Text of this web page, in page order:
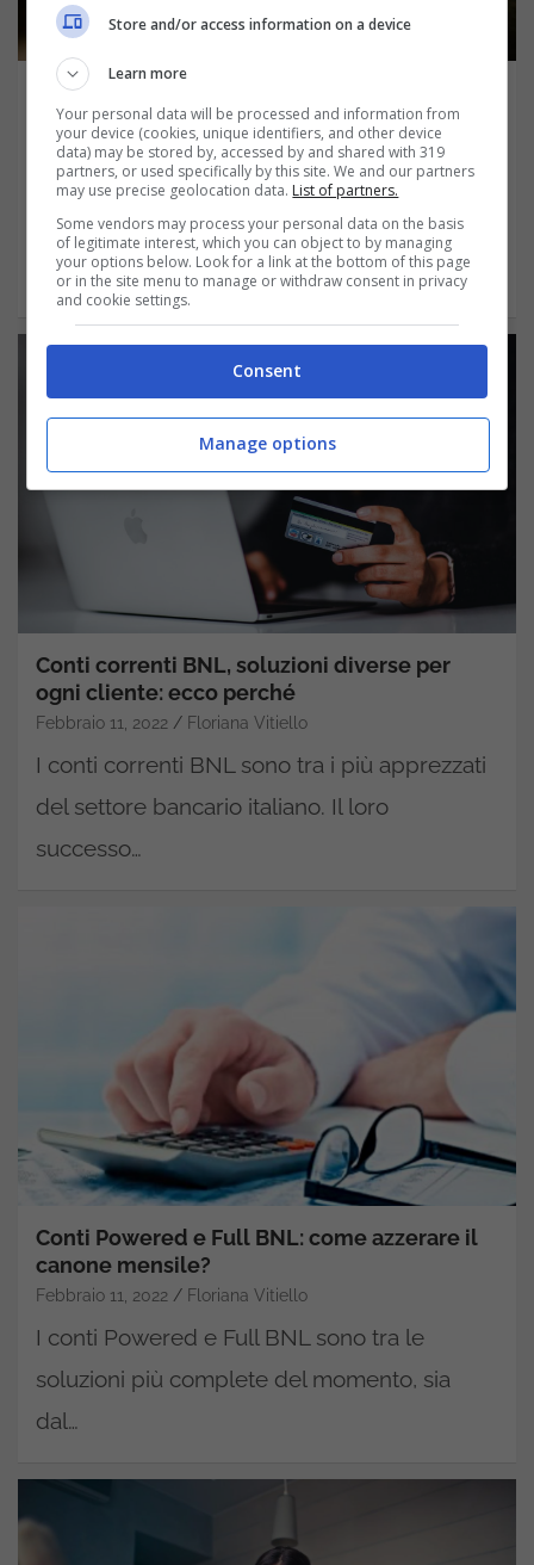
Carta Easy Compass: cosa si nasconde dietro
il suo successo
Febbraio 12, 2022 Floriana Vitiello
La Carta Easy Compass è uno dei prodotti
revolving più apprezzati del panorama
italiano. Quali sono…
Conti correnti BNL, soluzioni diverse per
ogni cliente: ecco perché
Febbraio 11, 2022 Floriana Vitiello
I conti correnti BNL sono tra i più apprezzati
del settore bancario italiano. Il loro
successo…
Conti Powered e Full BNL: come azzerare il
canone mensile?
Febbraio 11, 2022 Floriana Vitiello
I conti Powered e Full BNL sono tra le
soluzioni più complete del momento, sia
dal…
Store and/or access information on a device
Learn more
Your personal data will be processed and information from
your device (cookies, unique identifiers, and other device
data) may be stored by, accessed by and shared with 319
partners, or used specifically by this site. We and our partners
may use precise geolocation data. List of partners.
Some vendors may process your personal data on the basis
of legitimate interest, which you can object to by managing
your options below. Look for a link at the bottom of this page
or in the site menu to manage or withdraw consent in privacy
and cookie settings.
Consent
Manage options